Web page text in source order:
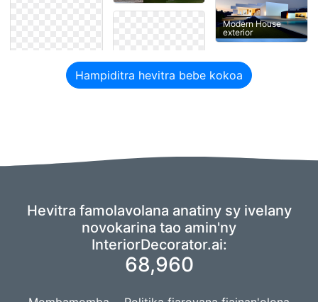
Modern House
exterior
Hampiditra hevitra bebe kokoa
Hevitra famolavolana anatiny sy ivelany
novokarina tao amin'ny
InteriorDecorator.ai:
68,960